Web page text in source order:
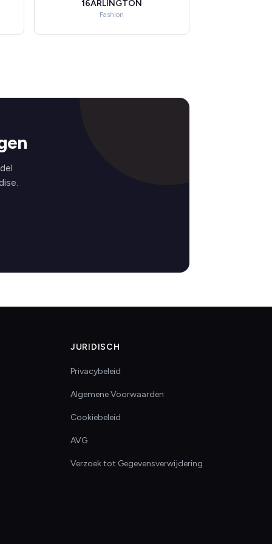
16ARLINGTON
Fashion
JURIDISCH
Privacybeleid
Algemene Voorwaarden
Cookiebeleid
AVG
Verzoek tot Gegevensverwijdering